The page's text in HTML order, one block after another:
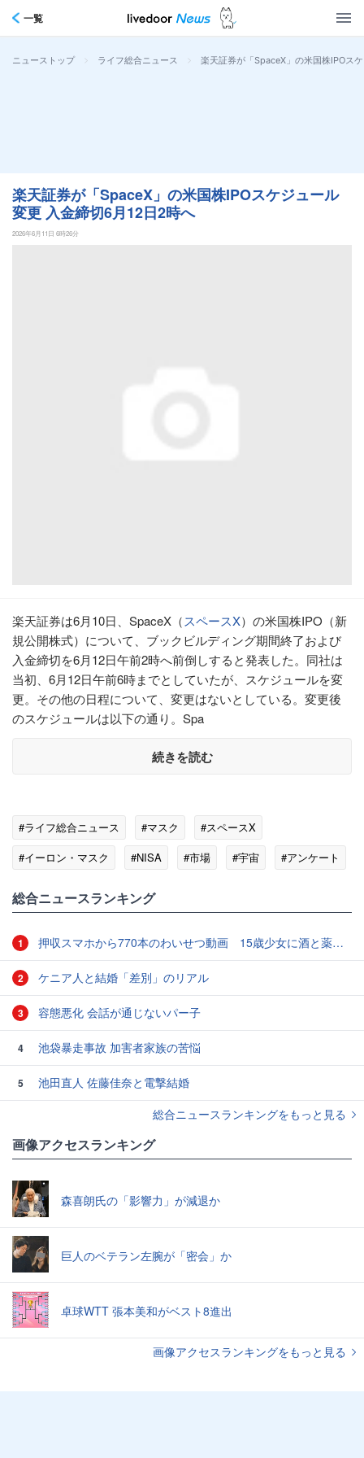
一覧
ニューストップ > ライフ総合ニュース > 楽天証券が「SpaceX」の米国株IPOス
楽天証券が「SpaceX」の米国株IPOスケジュール
変更 入金締切6月12日2時へ
2026年6月11日 6時26分
楽天証券は6月10日、SpaceX（スペースX）の米国株IPO（新
規公開株式）について、ブックビルディング期間終了および
入金締切を6月12日午前2時へ前倒しすると発表した。同社は
当初、6月12日午前6時までとしていたが、スケジュールを変
更。その他の日程について、変更はないとしている。変更後
のスケジュールは以下の通り。Spa
続きを読む
#ライフ総合ニュース #マスク
#スペースX
#イーロン・マスク
#NISA #市場 #宇宙 #アンケート
総合ニュースランキング
1 押収スマホから770本のわいせつ動画 15歳少女に酒と薬飲ませ性的暴行か 54歳男を再逮捕 「薬もありますよ」とSNSで誘い出し
2 ケニア人と結婚「差別」のリアル
3 容態悪化 会話が通じないパー子
4 池袋暴走事故 加害者家族の苦悩
5
池田直人 佐藤佳奈と電撃結婚
総合ニュースランキングをもっと見る
画像アクセスランキング
森喜朗氏の「影響力」が減退か
巨人のベテラン左腕が「密会」か
卓球WTT 張本美和がベスト8進出
画像アクセスランキングをもっと見る